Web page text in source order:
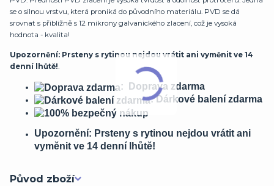
se o silnou vrstvu, která proniká do původního materiálu. PVD se dá
srovnat s přibližně s 12 mikrony galvanického zlacení, což je vysoká
hodnota - kvalita!
Upozornění: Prsteny s rytinou nejdou vrátit ani vyměnit ve 14
denní lhůtě!.
: Doprava zdarma
: Dárkové balení zdarma
Upozornění: Prsteny s rytinou nejdou vrátit ani
vyměnit ve 14 denní lhůtě!
Původ zboží